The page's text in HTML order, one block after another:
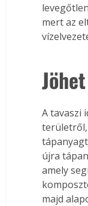
teraszon,
mert az
A tavaszi
területről,
újra
amely
majd